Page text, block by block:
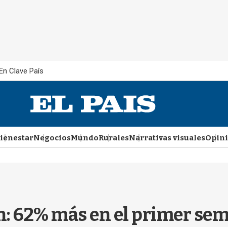
Clave País
NegociosMundoRuralesNarrativas visuales
62% más en el primer